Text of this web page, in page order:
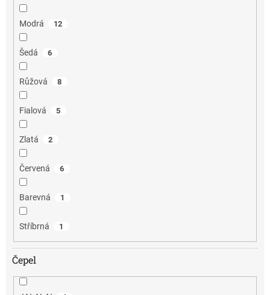
Modrá 12
Šedá 6
Růžová 8
Fialová 5
Zlatá 2
Červená 6
Barevná 1
Stříbrná 1
Čepel